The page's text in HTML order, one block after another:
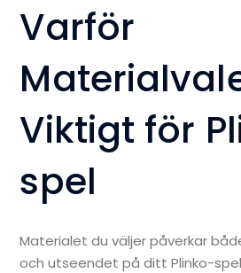
Varför
Viktigt för
spel
Materialet du väljer påverkar
och utseendet på ditt Plinko-